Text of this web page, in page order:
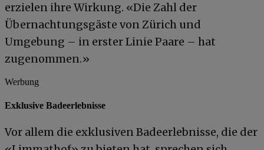
erzielen ihre Wirkung. «Die Zahl der
Übernachtungsgäste von Zürich und
Umgebung – in erster Linie Paare – hat
zugenommen.»
Werbung
Exklusive Badeerlebnisse
Vor allem die exklusiven Badeerlebnisse, die der